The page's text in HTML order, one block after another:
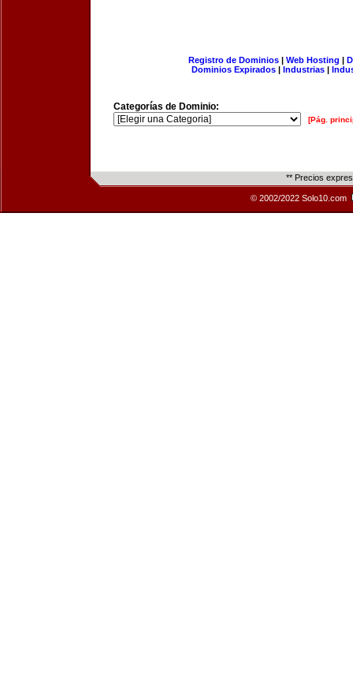
Registro de Dominios| Web Hosting |
Dominios Expirados | Industrias |
Categorías de Dominio:
[Pág.
** Precios
© 2002/2022 Solo10.com